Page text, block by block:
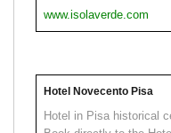
www.isolaverde.com
Hotel Novecento Pisa
Hotel in Pisa historical